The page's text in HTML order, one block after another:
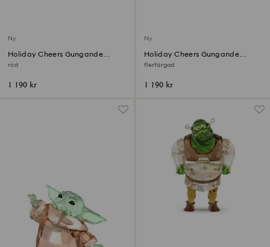
Ny
Holiday Cheers Gungande
tomte
röd
1 190 kr
Ny
Holiday Cheers Gungande
snögubbe
flerfärgad
1 190 kr